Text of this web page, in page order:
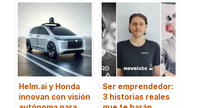
Helm.ai y Honda
innovan con visión
Ser emprendedor:
3 historias reales